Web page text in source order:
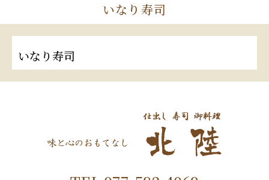
いなり寿司
いなり寿司